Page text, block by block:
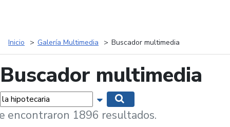
Inicio Galería Multimedia Buscador multimedia
Buscador multimedia
Mostrar opciones de búsqueda
encontraron 1896 resultados.